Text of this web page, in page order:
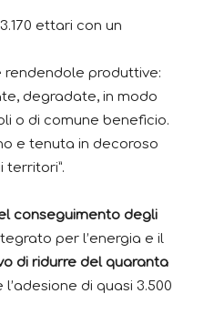
ettari con un
rendendole produttive:
degradate, in modo
o di comune beneficio.
e tenuta in decoroso
conseguimento degli
per l’energia e il
di ridurre del quaranta
di quasi 3.500